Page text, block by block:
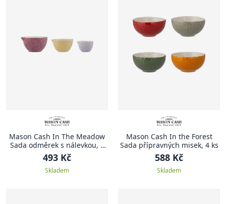
Mason Cash In The Meadow
Sada odměrek s nálevkou, 3
ks
493 Kč
Skladem
Mason Cash In the Forest
Sada přípravných misek, 4 ks
588 Kč
Skladem